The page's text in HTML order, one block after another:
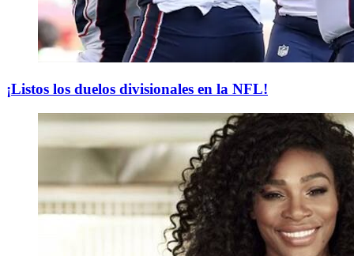
¡Listos los duelos divisionales en la NFL!